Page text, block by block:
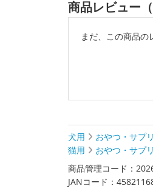
商品レビュー（
まだ、この商品の
犬用 おやつ・サプ
猫用
おやつ・サプ
商品管理コード：
JANコード：